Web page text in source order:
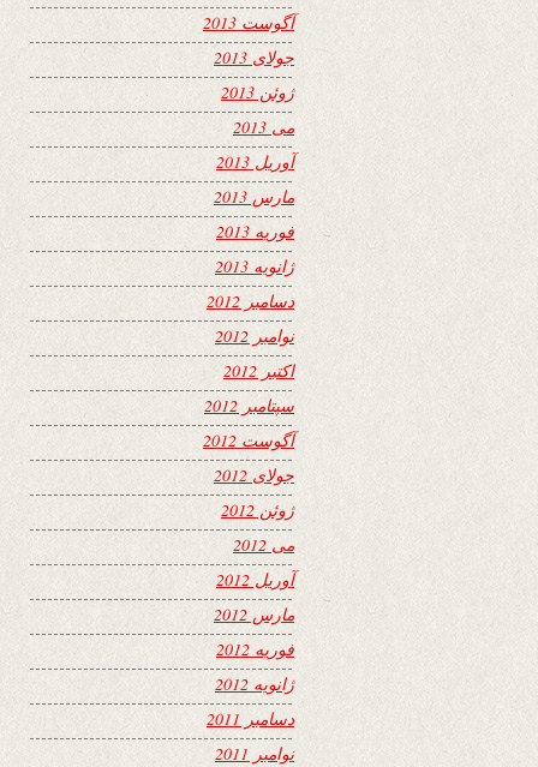
آگوست 2013
جولای 2013
ژوئن 2013
می 2013
آوریل 2013
مارس 2013
فوریه 2013
ژانویه 2013
دسامبر 2012
نوامبر 2012
اکتبر 2012
سپتامبر 2012
آگوست 2012
جولای 2012
ژوئن 2012
می 2012
آوریل 2012
مارس 2012
فوریه 2012
ژانویه 2012
دسامبر 2011
نوامبر 2011